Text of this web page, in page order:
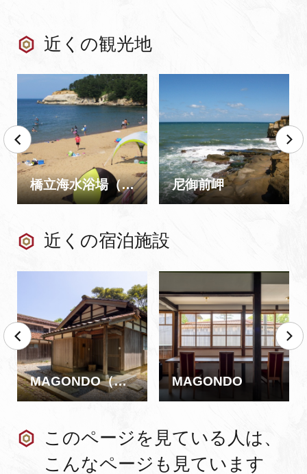
近くの観光地
橋立海水浴場（橋立マリンビーチ） 尼御前岬
近くの宿泊施設
MAGONDO（MAGOICHI・MAGONI・MAGOSAN） MAGONDO
このページを見ている人は、
こんなページも見ています